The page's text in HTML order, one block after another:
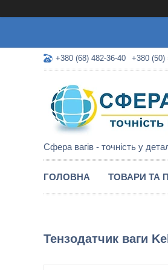
+380 (68) 482-36-40 +380 (50)
Сфера вагів - точність у
ГОЛОВНА ТОВАРИ ТА
Тензодатчик ваги